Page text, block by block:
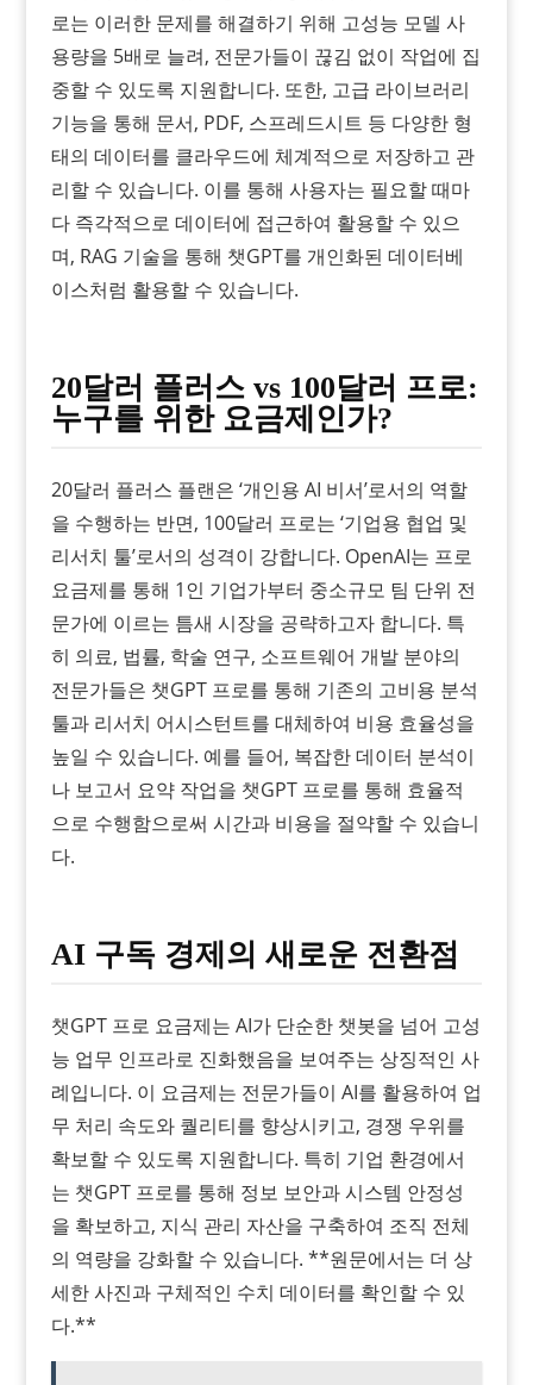
로는 이러한 문제를 해결하기 위해 고성능 모델 사
용량을 5배로 늘려, 전문가들이 끊김 없이 작업에 집
중할 수 있도록 지원합니다. 또한, 고급 라이브러리
기능을 통해 문서, PDF, 스프레드시트 등 다양한 형
태의 데이터를 클라우드에 체계적으로 저장하고 관
리할 수 있습니다. 이를 통해 사용자는 필요할 때마
다 즉각적으로 데이터에 접근하여 활용할 수 있으
며, RAG 기술을 통해 챗GPT를 개인화된 데이터베
이스처럼 활용할 수 있습니다.
20달러 플러스 vs 100달러 프로:
누구를 위한 요금제인가?
20달러 플러스 플랜은 ‘개인용 AI 비서’로서의 역할
을 수행하는 반면, 100달러 프로는 ‘기업용 협업 및
리서치 툴’로서의 성격이 강합니다. OpenAI는 프로
요금제를 통해 1인 기업가부터 중소규모 팀 단위 전
문가에 이르는 틈새 시장을 공략하고자 합니다. 특
히 의료, 법률, 학술 연구, 소프트웨어 개발 분야의
전문가들은 챗GPT 프로를 통해 기존의 고비용 분석
툴과 리서치 어시스턴트를 대체하여 비용 효율성을
높일 수 있습니다. 예를 들어, 복잡한 데이터 분석이
나 보고서 요약 작업을 챗GPT 프로를 통해 효율적
으로 수행함으로써 시간과 비용을 절약할 수 있습니
다.
AI 구독 경제의 새로운 전환점
챗GPT 프로 요금제는 AI가 단순한 챗봇을 넘어 고성
능 업무 인프라로 진화했음을 보여주는 상징적인 사
례입니다. 이 요금제는 전문가들이 AI를 활용하여 업
무 처리 속도와 퀄리티를 향상시키고, 경쟁 우위를
확보할 수 있도록 지원합니다. 특히 기업 환경에서
는 챗GPT 프로를 통해 정보 보안과 시스템 안정성
을 확보하고, 지식 관리 자산을 구축하여 조직 전체
의 역량을 강화할 수 있습니다. **원문에서는 더 상
세한 사진과 구체적인 수치 데이터를 확인할 수 있
다.**